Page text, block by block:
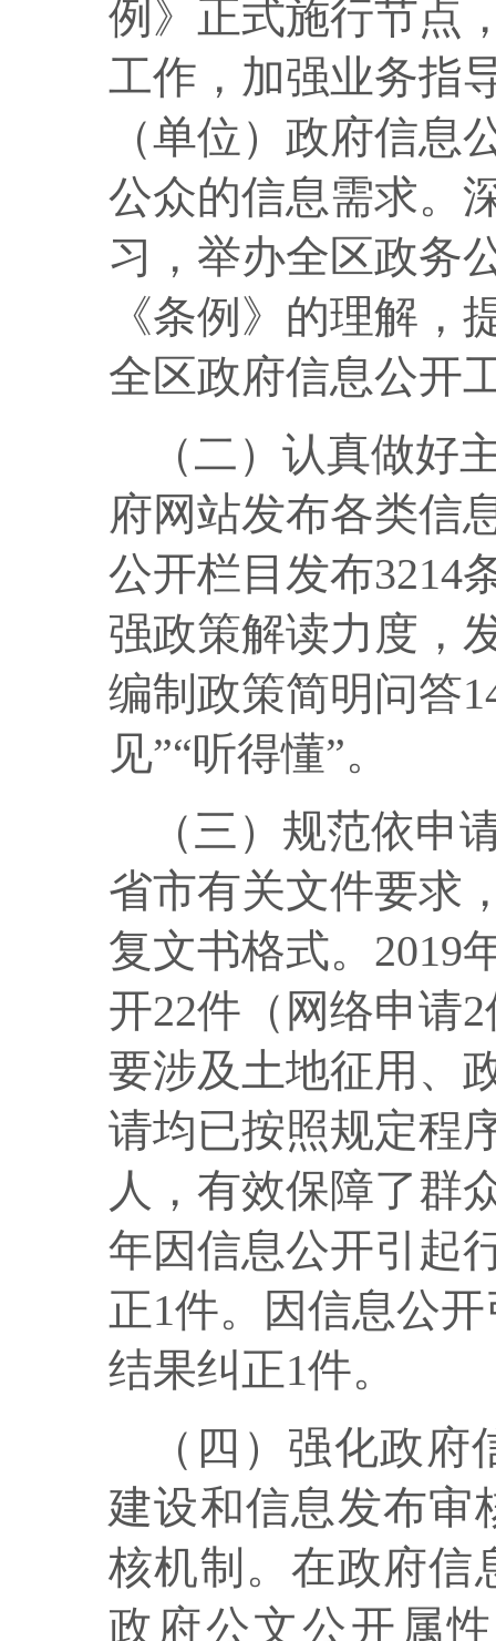
例》正式施行节点
工作，加强业务指
（单位）政府信息
公众的信息需求。
习，举办全区政务
《条例》的理解，
全区政府信息公开
（二）认真做好
府网站发布各类信
公开栏目发布3214
强政策解读力度，
编制政策简明问答
见”“听得懂”。
（三）规范依申
省市有关文件要求
复文书格式。 2019
开22件（网络申请2
要涉及土地征用、
请均已按照规定程
人，有效保障了群
年因信息公开引起
正1件。因信息公
结果纠正1件。
（四）强化政
建设和信息发布审
核机制。在政府信
政府公文公开属